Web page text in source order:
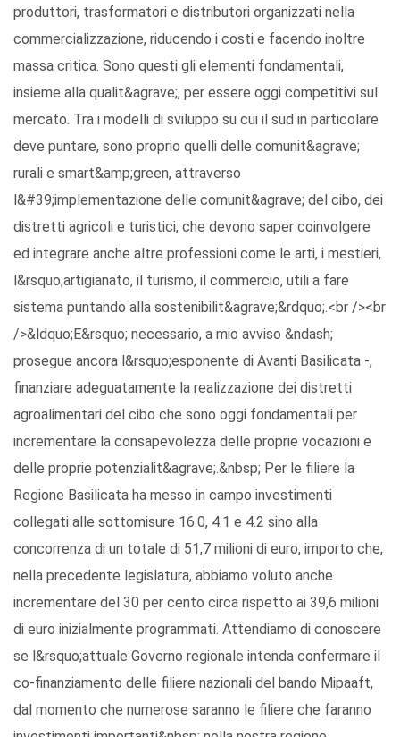
produttori, trasformatori e distributori organizzati nella
commercializzazione, riducendo i costi e facendo inoltre
massa critica. Sono questi gli elementi fondamentali,
insieme alla qualit&agrave;, per essere oggi competitivi sul
mercato. Tra i modelli di sviluppo su cui il sud in particolare
deve puntare, sono proprio quelli delle comunit&agrave;
rurali e smart&amp;green, attraverso
l&#39;implementazione delle comunit&agrave; del cibo, dei
distretti agricoli e turistici, che devono saper coinvolgere
ed integrare anche altre professioni come le arti, i mestieri,
l&rsquo;artigianato, il turismo, il commercio, utili a fare
sistema puntando alla sostenibilit&agrave;&rdquo;.<br /><br
/>&ldquo;E&rsquo; necessario, a mio avviso &ndash;
prosegue ancora l&rsquo;esponente di Avanti Basilicata -,
finanziare adeguatamente la realizzazione dei distretti
agroalimentari del cibo che sono oggi fondamentali per
incrementare la consapevolezza delle proprie vocazioni e
delle proprie potenzialit&agrave;.&nbsp; Per le filiere la
Regione Basilicata ha messo in campo investimenti
collegati alle sottomisure 16.0, 4.1 e 4.2 sino alla
concorrenza di un totale di 51,7 milioni di euro, importo che,
nella precedente legislatura, abbiamo voluto anche
incrementare del 30 per cento circa rispetto ai 39,6 milioni
di euro inizialmente programmati. Attendiamo di conoscere
se l&rsquo;attuale Governo regionale intenda confermare il
co-finanziamento delle filiere nazionali del bando Mipaaft,
dal momento che numerose saranno le filiere che faranno